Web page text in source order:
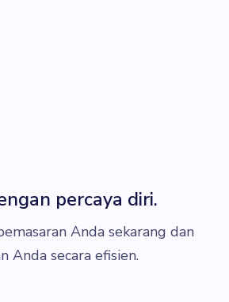
percaya diri.
Anda sekarang dan
Anda secara efisien.